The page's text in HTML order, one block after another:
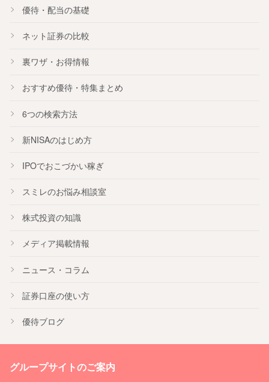
優待・配当の基礎
ネット証券の比較
裏ワザ・お得情報
おすすめ優待・ 特集まとめ
6つの検索方法
新NISAのはじめ方
IPOでおこづかい稼ぎ
スミレのお悩み相談室
株式投資の知識
メディア掲載情報
ニュース・コラム
証券口座の使い方
優待ブログ
グループサイトのご案内